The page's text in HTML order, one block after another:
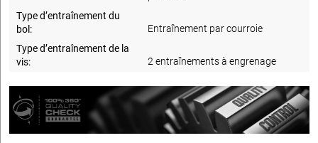
Type d’entraînement du
bol:
Entraînement par courroie
Type d’entraînement de la
vis:
2 entraînements à engrenage